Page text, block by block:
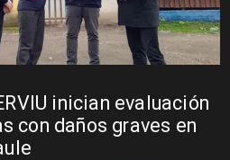
inician evaluación
con daños graves en